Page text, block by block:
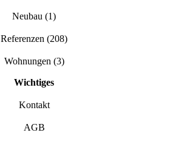
Neubau (1)
Referenzen (208)
Wohnungen (3)
Wichtiges
Kontakt
AGB